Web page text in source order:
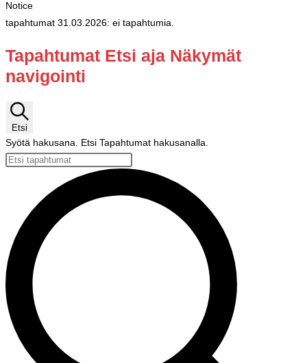
Notice
tapahtumat 31.03.2026: ei tapahtumia.
Tapahtumat Etsi aja Näkymät
navigointi
Etsi
Syötä hakusana. Etsi Tapahtumat hakusanalla.